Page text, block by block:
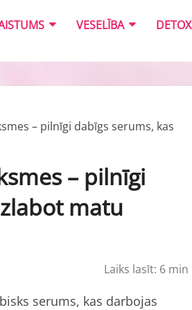
VESELĪBA DETOX
– pilnīgi dabīgs serums, kas
– pilnīgi
matu
Laiks lasīt: 6 min
serums, kas darbojas